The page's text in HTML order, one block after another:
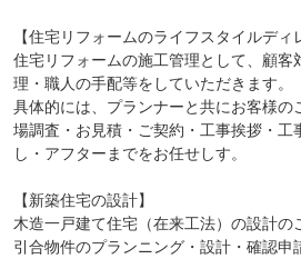
【住宅リフォームのライフスタイルディ
住宅リフォームの施工管理として、顧客
理・職人の手配等をしていただきます。
具体的には、プランナーと共にお客様の
場調査・お見積・ご契約・工事挨拶・工
し・アフターまでをお任せしす。
【新築住宅の設計】
木造一戸建て住宅（在来工法）の設計の
引合物件のプランニング・設計・確認申